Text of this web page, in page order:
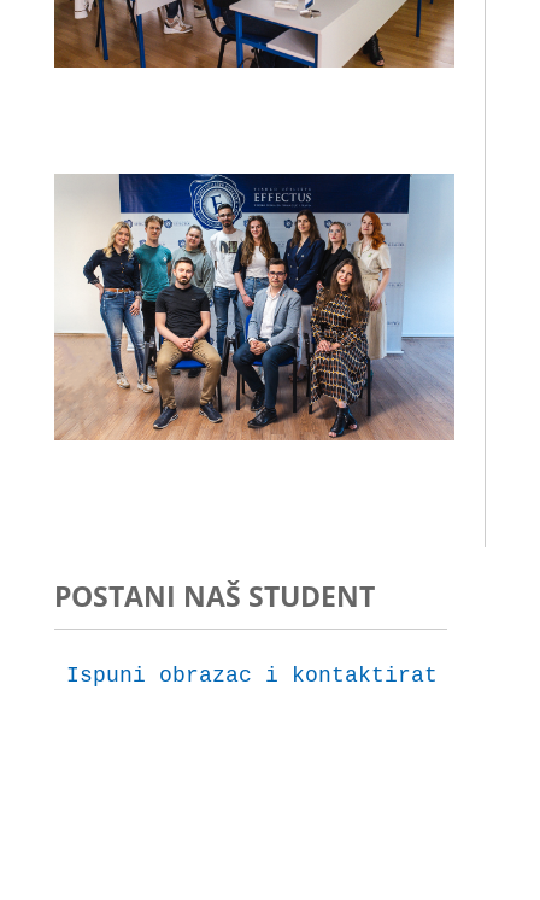
POSTANI NAŠ STUDENT
Ispuni obrazac i kontaktirat ćemo